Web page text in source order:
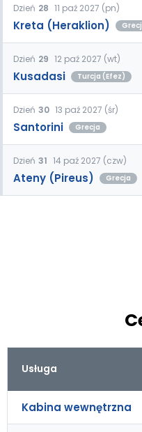
Dzień 28 11 paź 2027 (pn)
Kreta (Heraklion)
Dzień 29 12 paź 2027 (wt)
Kusadasi Turcja (Efez)
Dzień 30 13 paź 2027 (śr)
Santorini Grecja
Dzień 31 14 paź 2027 (czw)
Ateny (Pireus) Grecja
Usługa
Kabina wewnętrzna